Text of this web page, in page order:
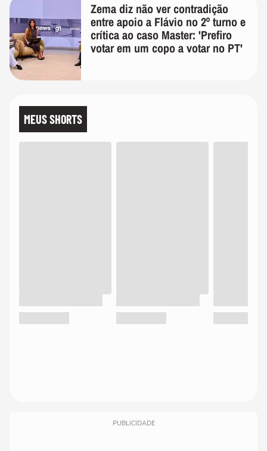
Zema diz não ver contradição
entre apoio a Flávio no 2º turno e
crítica ao caso Master: 'Prefiro
votar em um copo a votar no PT'
MEUS SHORTS
PUBLICIDADE